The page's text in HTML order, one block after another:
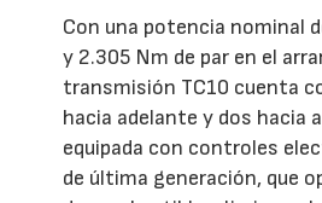
Con una potencia nominal
y 2.305 Nm de par en el
transmisión TC10 cuenta
hacia adelante y dos hacia
equipada con controles
de última generación, que